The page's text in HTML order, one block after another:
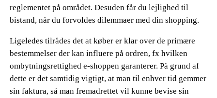
reglementet på området. Desuden får du lejlighed til
bistand, når du forvoldes dilemmaer med din shopping.
Ligeledes tilrådes det at køber er klar over de primære
bestemmelser der kan influere på ordren, fx hvilken
ombytningsrettighed e-shoppen garanterer. På grund af
dette er det samtidig vigtigt, at man til enhver tid gemmer
sin faktura, så man fremadrettet vil kunne bevise sin